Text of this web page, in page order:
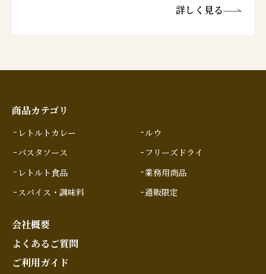
詳しく見る
商品カテゴリ
レトルトカレー
パスタソース
レトルト食品
スパイス・調味料
ルウ
フリーズドライ
業務用商品
通販限定
会社概要
よくあるご質問
ご利用ガイド